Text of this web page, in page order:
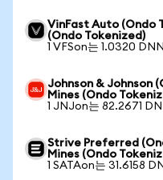
VinFast Auto (Ondo
(Ondo Tokenized)
1 VFSon는 1.0320
Johnson & Johnson
Mines (Ondo
1 JNJon는 82.2671
Strive Preferred
Mines (Ondo
1 SATAon는 31.6158